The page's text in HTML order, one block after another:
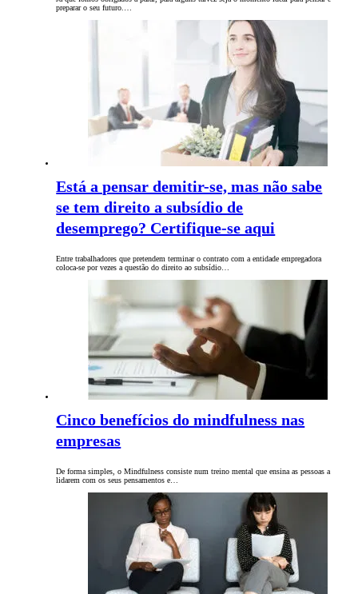
preparar o seu futuro.…
Está a pensar demitir-se, mas não sabe
se tem direito a subsídio de
desemprego? Certifique-se aqui
Entre trabalhadores que pretendem terminar o contrato com a entidade empregadora
coloca-se por vezes a questão do direito ao subsídio…
Cinco benefícios do mindfulness nas
empresas
De forma simples, o Mindfulness consiste num treino mental que ensina as pessoas a
lidarem com os seus pensamentos e…